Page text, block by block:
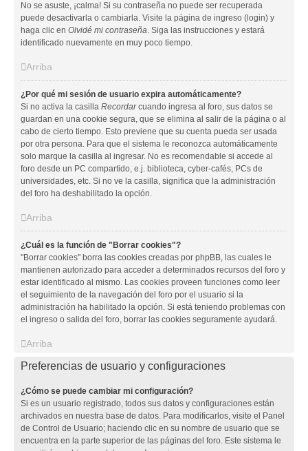
No se asuste, ¡calma! Si su contraseña no puede ser recuperada
puede desactivarla o cambiarla. Visite la página de ingreso (login) y
haga clic en Olvidé mi contraseña. Siga las instrucciones y estará
identificado nuevamente en muy poco tiempo.
Arriba
¿Por qué mi sesión de usuario expira automáticamente?
Si no activa la casilla Recordarcuando ingresa al foro, sus datos se
guardan en una cookie segura, que se elimina al salir de la página o al
cabo de cierto tiempo. Esto previene que su cuenta pueda ser usada
por otra persona. Para que el sistema le reconozca automáticamente
solo marque la casilla al ingresar. No es recomendable si accede al
foro desde un PC compartido, e.j. biblioteca, cyber-cafés, PCs de
universidades, etc. Si no ve la casilla, significa que la administración
del foro ha deshabilitado la opción.
Arriba
¿Cuál es la función de "Borrar cookies"?
"Borrar cookies" borra las cookies creadas por phpBB, las cuales le
mantienen autorizado para acceder a determinados recursos del foro y
estar identificado al mismo. Las cookies proveen funciones como leer
el seguimiento de la navegación del foro por el usuario si la
administración ha habilitado la opción. Si está teniendo problemas con
el ingreso o salida del foro, borrar las cookies seguramente ayudará.
Arriba
Preferencias de usuario y configuraciones
¿Cómo se puede cambiar mi configuración?
Si es un usuario registrado, todos sus datos y configuraciones están
archivados en nuestra base de datos. Para modificarlos, visite el Panel
de Control de Usuario; haciendo clic en su nombre de usuario que se
encuentra en la parte superior de las páginas del foro. Este sistema le